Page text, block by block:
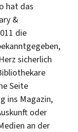
hat das
&
die
sicherlich
Seite
ins Magazin,
oder
an der